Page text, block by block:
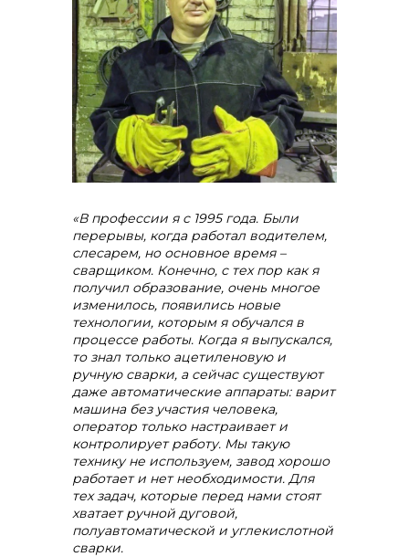
контакты отдела закупок
«В профессии я с 1995 года. Были
перерывы, когда работал водителем,
слесарем, но основное время –
сварщиком. Конечно, с тех пор как я
получил образование, очень многое
изменилось, появились новые
технологии, которым я обучался в
процессе работы. Когда я выпускался,
то знал только ацетиленовую и
ручную сварки, а сейчас существуют
даже автоматические аппараты: варит
машина без участия человека,
оператор только настраивает и
контролирует работу. Мы такую
технику не используем, завод хорошо
работает и нет необходимости. Для
тех задач, которые перед нами стоят
хватаетручной дуговой,
полуавтоматической и углекислотной
сварки.